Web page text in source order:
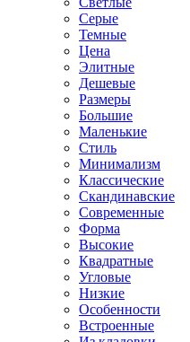
Серые
Темные
Цена
Элитные
Дешевые
Размеры
Большие
Маленькие
Стиль
Минимализм
Классические
Скандинавские
Современные
Форма
Высокие
Квадратные
Угловые
Низкие
Особенности
Встроенные